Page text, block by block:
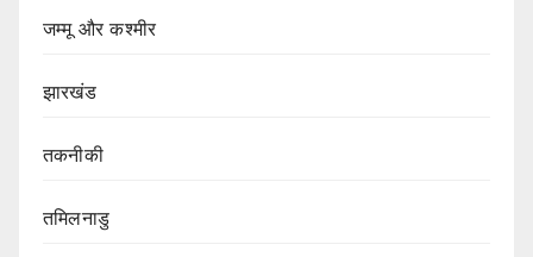
जम्मू और कश्मीर
झारखंड
तकनीकी
तमिलनाडु